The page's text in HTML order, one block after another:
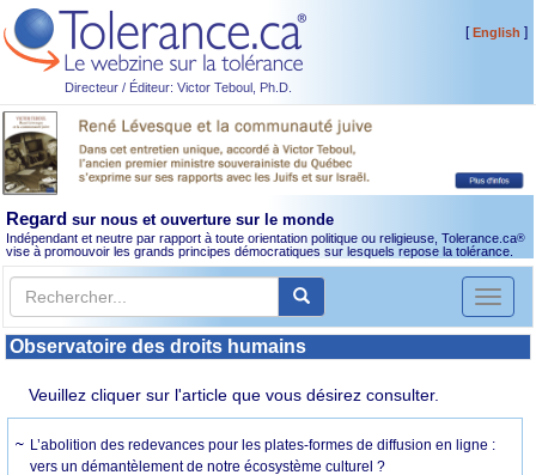
Directeur / Éditeur: Victor Teboul, Ph.D.
[English ]
Regard sur nous et ouverture sur le monde
Indépendant et neutre par rapport à toute orientation politique ou religieuse, Tolerance.ca®
vise à promouvoir les grands principes démocratiques sur lesquels repose la tolérance.
Toggle
Observatoire des droits humains
Veuillez cliquer sur l'article que vous désirez consulter.
L’abolition des redevances pour les plates-formes de diffusion en ligne :
vers un démantèlement de notre écosystème culturel ?